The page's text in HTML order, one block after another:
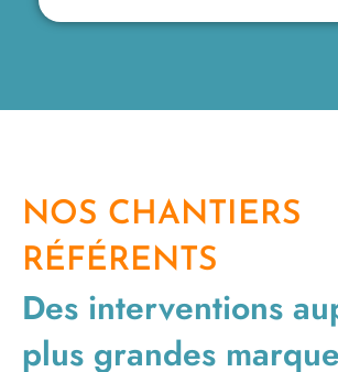
NOS CHANTIERS
RÉFÉRENTS
Des interventions
plus grandes